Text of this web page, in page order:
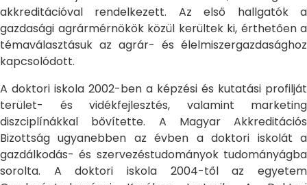
akkreditációval rendelkezett. Az első hallgatók a
gazdasági agrármérnökök közül kerültek ki, érthetően a
témaválasztásuk az agrár- és élelmiszergazdasághoz
kapcsolódott.
A doktori iskola 2002-ben a képzési és kutatási profilját
terület- és vidékfejlesztés, valamint marketing
diszciplínákkal bővítette. A Magyar Akkreditációs
Bizottság ugyanebben az évben a doktori iskolát a
gazdálkodás- és szervezéstudományok tudományágba
sorolta. A doktori iskola 2004-től az egyetem